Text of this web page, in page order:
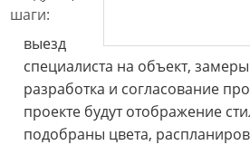
шаги:
выезд
специалиста на объект,
разработка и согласование
проекте будут отображение
подобраны цвета,